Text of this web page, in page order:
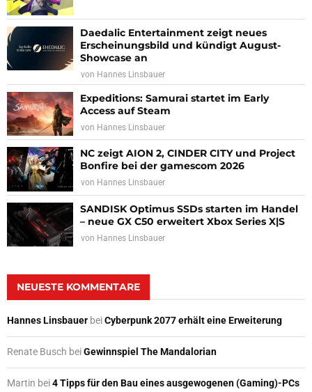
Daedalic Entertainment zeigt neues
Erscheinungsbild und kündigt August-
Showcase an
von Hannes Linsbauer
Expeditions: Samurai startet im Early
Access auf Steam
von Hannes Linsbauer
NC zeigt AION 2, CINDER CITY und Project
Bonfire bei der gamescom 2026
von Hannes Linsbauer
SANDISK Optimus SSDs starten im Handel
– neue GX C50 erweitert Xbox Series X|S
von Hannes Linsbauer
NEUESTE KOMMENTARE
Hannes Linsbauer beiCyberpunk 2077 erhält eine Erweiterung
Renate Busch beiGewinnspiel The Mandalorian
Martin bei4 Tipps für den Bau eines ausgewogenen (Gaming)-PCs